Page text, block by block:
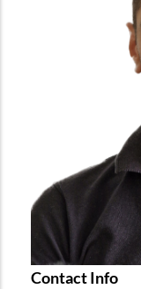
Contact Info